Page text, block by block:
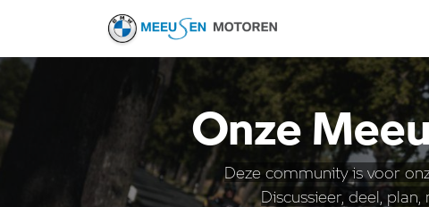
Onze
Deze community is voor
Discussieer, deel,